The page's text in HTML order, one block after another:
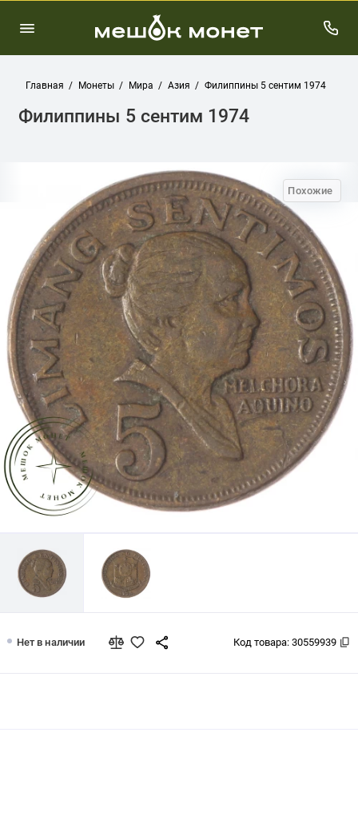
Главная Монеты Мира Азия Филиппины 5 сентим 1974
Филиппины 5 сентим 1974
Похожие
Нет в наличии Код товара: 30559939